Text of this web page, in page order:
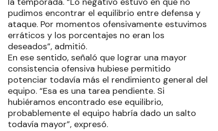
pudimos encontrar el equilibrio entre defensa y
ataque. Por momentos ofensivamente estuvimos
erráticos y los porcentajes no eran los
deseados”, admitió.
En ese sentido, señaló que lograr una mayor
consistencia ofensiva hubiese permitido
potenciar todavía más el rendimiento general del
equipo. “Esa es una tarea pendiente. Si
hubiéramos encontrado ese equilibrio,
probablemente el equipo habría dado un salto
todavía mayor”, expresó.